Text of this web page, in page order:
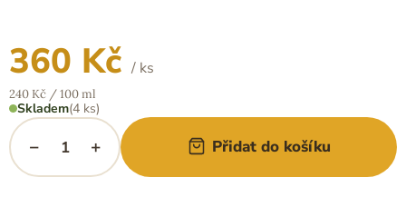
360 Kč / ks
Měrná
cena:
240 Kč / 100 ml
Skladem(4 ks)
+
− Přidat do košíku